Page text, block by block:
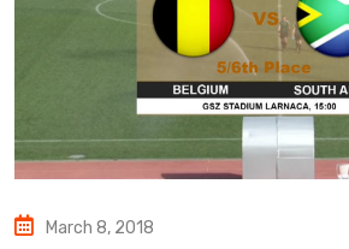
March 8, 2018